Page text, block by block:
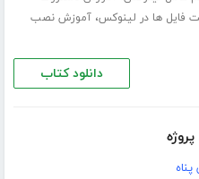
فایل ها در لینوکس،آموزش نصب
دانلود کتاب
پناه